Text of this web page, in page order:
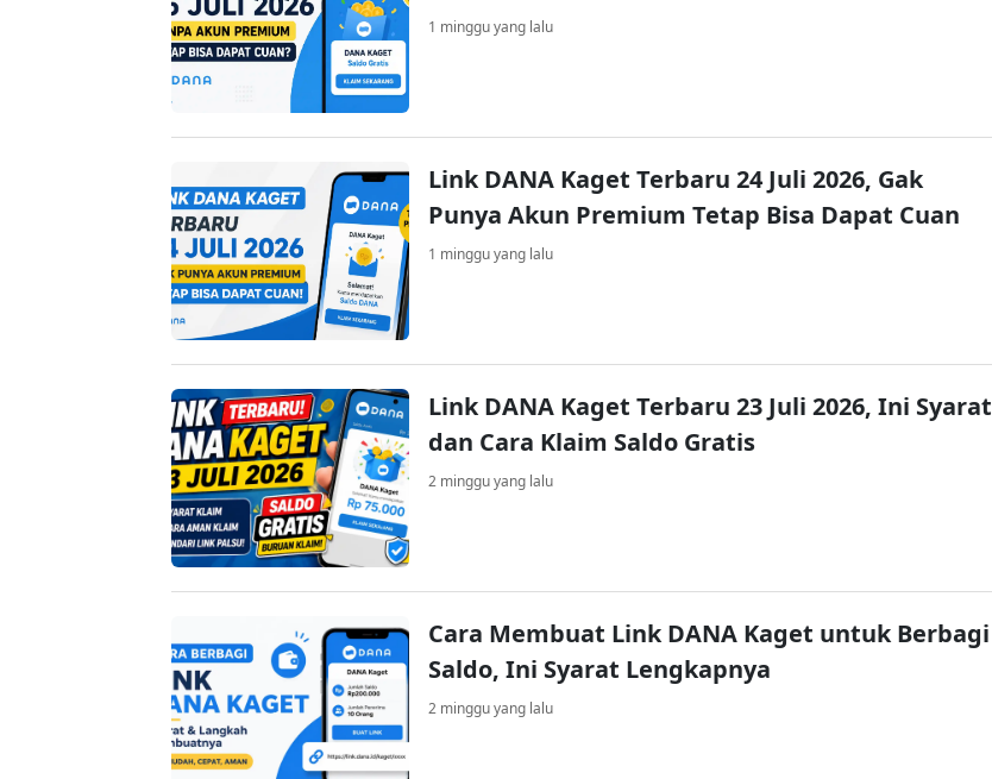
1 minggu yang lalu
Link DANA Kaget Terbaru 24 Juli 2026, Gak
Punya Akun Premium Tetap Bisa Dapat Cuan
1 minggu yang lalu
Link DANA Kaget Terbaru 23 Juli 2026, Ini Syarat
dan Cara Klaim Saldo Gratis
2 minggu yang lalu
Cara Membuat Link DANA Kaget untuk Berbagi
Saldo, Ini Syarat Lengkapnya
2 minggu yang lalu